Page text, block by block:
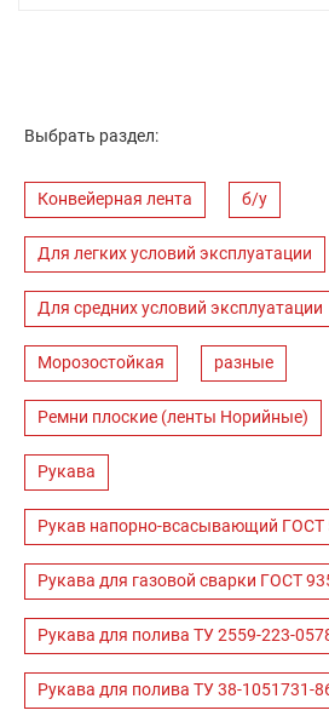
Выбрать раздел:
Конвейерная лента б/у
Для легких условий эксплуатации
Для средних условий эксплуатации
Морозостойкая разные
Ремни плоские (ленты Норийные)
Рукава
Рукав напорно-всасывающий ГОСТ
Рукава для газовой сварки ГОСТ
Рукава для полива ТУ 2559-223-
Рукава для полива ТУ 38-1051731-